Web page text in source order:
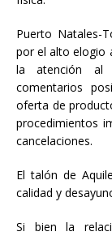
Puerto Natales-
por el alto elogio
la atención al
comentarios
oferta de
procedimientos
cancelaciones.
El talón de
calidad y
Si bien la